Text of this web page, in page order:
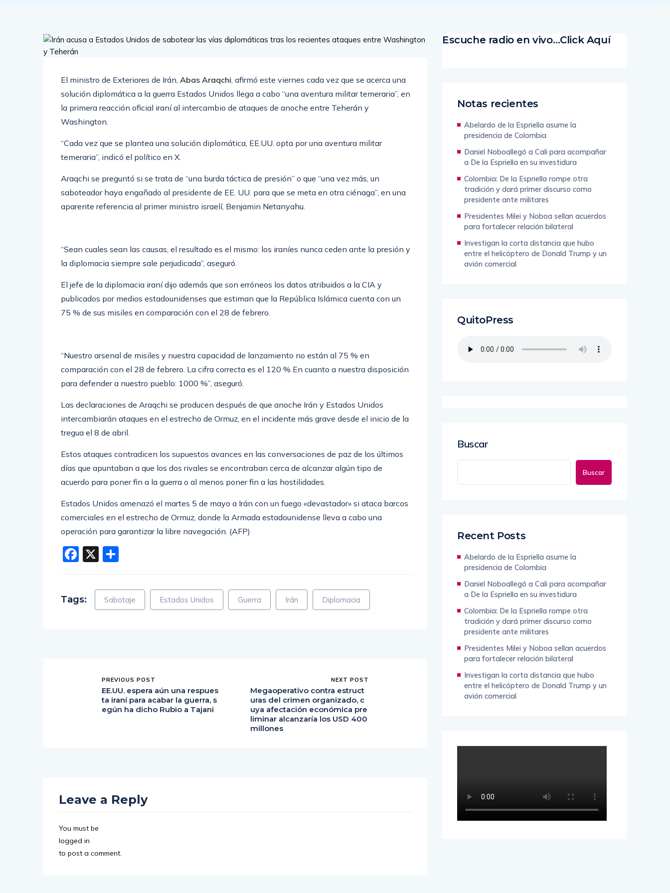
El ministro de Exteriores de Irán, Abas Araqchi, afirmó este viernes cada vez que se acerca una
solución diplomática a la guerra Estados Unidos llega a cabo “una aventura militar temeraria”, en
la primera reacción oficial iraní al intercambio de ataques de anoche entre Teherán y
Washington.
“Cada vez que se plantea una solución diplomática, EE.UU. opta por una aventura militar
temeraria”, indicó el político en X.
Araqchi se preguntó si se trata de “una burda táctica de presión” o que “una vez más, un
saboteador haya engañado al presidente de EE. UU. para que se meta en otra ciénaga”, en una
aparente referencia al primer ministro israelí, Benjamin Netanyahu.
“Sean cuales sean las causas, el resultado es el mismo: los iraníes nunca ceden ante la presión y
la diplomacia siempre sale perjudicada”, aseguró.
El jefe de la diplomacia iraní dijo además que son erróneos los datos atribuidos a la CIA y
publicados por medios estadounidenses que estiman que la República Islámica cuenta con un
75 % de sus misiles en comparación con el 28 de febrero.
“Nuestro arsenal de misiles y nuestra capacidad de lanzamiento no están al 75 % en
comparación con el 28 de febrero. La cifra correcta es el 120 % En cuanto a nuestra disposición
para defender a nuestro pueblo: 1000 %”, aseguró.
Las declaraciones de Araqchi se producen después de que anoche Irán y Estados Unidos
intercambiarán ataques en el estrecho de Ormuz, en el incidente más grave desde el inicio de la
tregua el 8 de abril.
Estos ataques contradicen los supuestos avances en las conversaciones de paz de los últimos
días que apuntaban a que los dos rivales se encontraban cerca de alcanzar algún tipo de
acuerdo para poner fin a la guerra o al menos poner fin a las hostilidades.
Estados Unidos amenazó el martes 5 de mayo a Irán con un fuego «devastador» si ataca barcos
comerciales en el estrecho de Ormuz, donde la Armada estadounidense lleva a cabo una
operación para garantizar la libre navegación. (AFP)
Facebook
X
Tags: Sabotaje Estados Unidos Guerra Irán Diplomacia
PREVIOUS POST
EE.UU. espera aún una respues
ta iraní para acabar la guerra, s
egún ha dicho Rubio a Tajani
NEXT POST
Megaoperativo contra estruct
uras del crimen organizado, c
uya afectación económica pre
liminar alcanzaría los USD 400
millones
Leave a Reply
You must be
logged in
to post a comment.
Escuche radio en vivo…Click Aquí
Notas recientes
Abelardo de la Espriella asume la
presidencia de Colombia
Daniel Noboallegó a Cali para acompañar
a De la Espriella en su investidura
Colombia: De la Espriella rompe otra
tradición y dará primer discurso como
presidente ante militares
Presidentes Milei y Noboa sellan acuerdos
para fortalecer relación bilateral
Investigan la corta distancia que hubo
entre el helicóptero de Donald Trump y un
avión comercial
QuitoPress
Buscar
Buscar
Recent Posts
Abelardo de la Espriella asume la
presidencia de Colombia
Daniel Noboallegó a Cali para acompañar
a De la Espriella en su investidura
Colombia: De la Espriella rompe otra
tradición y dará primer discurso como
presidente ante militares
Presidentes Milei y Noboa sellan acuerdos
para fortalecer relación bilateral
Investigan la corta distancia que hubo
entre el helicóptero de Donald Trump y un
avión comercial